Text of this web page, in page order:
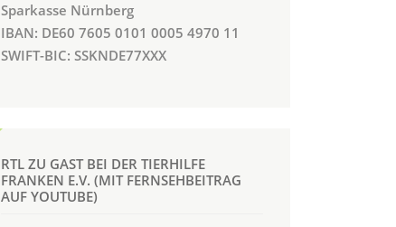
Sparkasse Nürnberg
IBAN: DE60 7605 0101 0005 4970 11
SWIFT-BIC: SSKNDE77XXX
RTL ZU GAST BEI DER TIERHILFE
FRANKEN E.V. (MIT FERNSEHBEITRAG
AUF YOUTUBE)